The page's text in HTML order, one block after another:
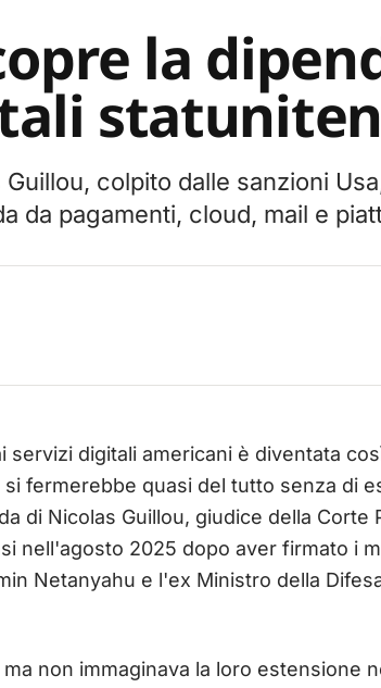
la
colpito dalle sanzioni
da pagamenti, cloud, mail e
servizi digitali americani è diventata
fermerebbe quasi del tutto senza di
di Nicolas Guillou, giudice della Corte
nell'agosto 2025 dopo aver firmato i
Netanyahu e l'ex Ministro della
non immaginava la loro estensione